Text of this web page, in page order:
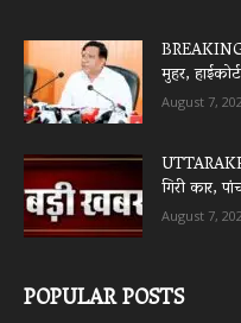
मुहर,
August 7,
गिरी कार,
August 7,
POPULAR POSTS